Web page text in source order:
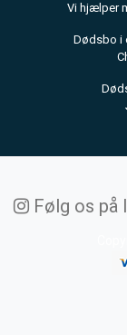
Vi hjælper
Dødsbo i
Følg os på